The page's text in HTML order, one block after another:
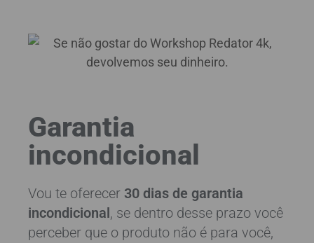
Garantia
incondicional
Vou te oferecer 30 dias de garantia
incondicional, se dentro desse prazo você
perceber que o produto não é para você,